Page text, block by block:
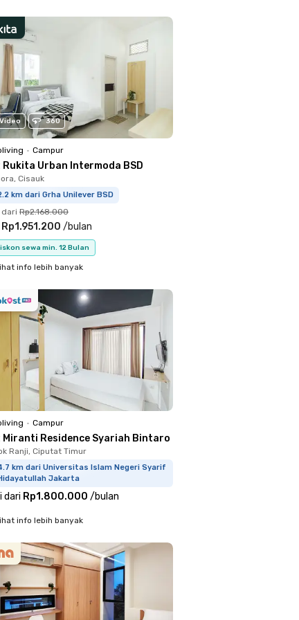
Video 360
• Campur
Rukita Urban Intermoda BSD
Cisauk
km dari Grha Unilever BSD
dari Rp2.168.000
Rp1.951.200 /bulan
sewa min. 12 Bulan
info lebih banyak
• Campur
Miranti Residence Syariah Bintaro
Ranji, Ciputat Timur
km dari Universitas Islam Negeri Syarif
Jakarta
dari Rp1.800.000 /bulan
info lebih banyak